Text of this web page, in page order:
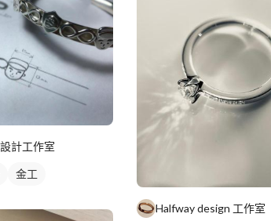
計工作室
金工
Halfway design 工作室